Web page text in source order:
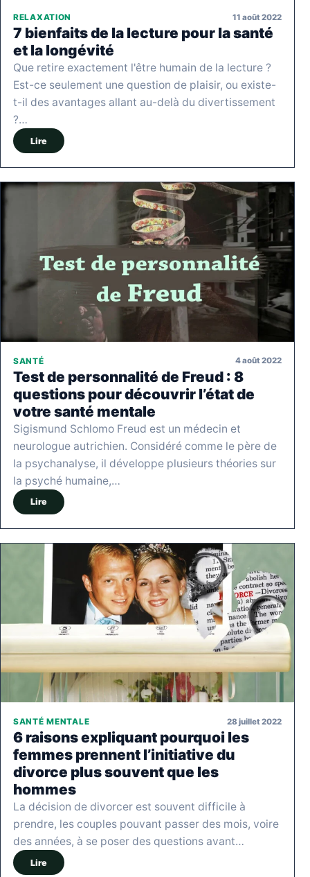
RELAXATION 11 août 2022
7 bienfaits de la lecture pour la santé
et la longévité
Que retire exactement l'être humain de la lecture ?
Est-ce seulement une question de plaisir, ou existe-
t-il des avantages allant au-delà du divertissement
?…
Lire
SANTÉ 4 août 2022
Test de personnalité de Freud : 8
questions pour découvrir l’état de
votre santé mentale
Sigismund Schlomo Freud est un médecin et
neurologue autrichien. Considéré comme le père de
la psychanalyse, il développe plusieurs théories sur
la psyché humaine,…
Lire
SANTÉ MENTALE 28 juillet 2022
6 raisons expliquant pourquoi les
femmes prennent l’initiative du
divorce plus souvent que les
hommes
La décision de divorcer est souvent difficile à
prendre, les couples pouvant passer des mois, voire
des années, à se poser des questions avant…
Lire